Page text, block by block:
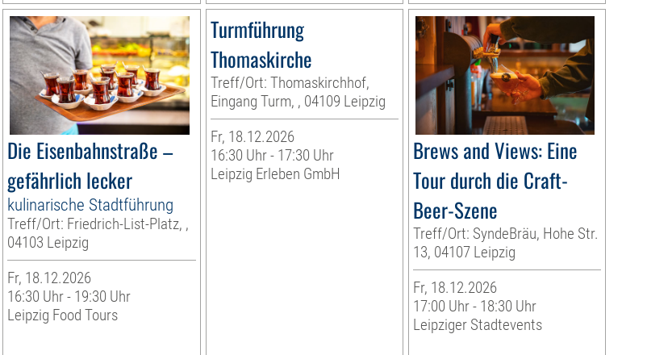
Die Eisenbahnstraße –
gefährlich lecker
kulinarische Stadtführung
Treff/Ort: Friedrich-List-Platz, ,
04103 Leipzig
Fr, 18.12.2026
16:30 Uhr - 19:30 Uhr
Leipzig Food Tours
Turmführung
Thomaskirche
Treff/Ort: Thomaskirchhof,
Eingang Turm, , 04109 Leipzig
Fr, 18.12.2026
16:30 Uhr - 17:30 Uhr
Leipzig Erleben GmbH
Brews and Views: Eine
Tour durch die Craft-
Beer-Szene
Treff/Ort: SyndeBräu, Hohe Str.
13, 04107 Leipzig
Fr, 18.12.2026
17:00 Uhr - 18:30 Uhr
Leipziger Stadtevents